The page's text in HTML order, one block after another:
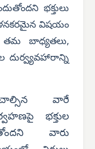
భక్తులు
విషయం
తమ బాధ్యతలు,
దుర్వ్యవహారాన్ని
వారే
భక్తుల
వారు